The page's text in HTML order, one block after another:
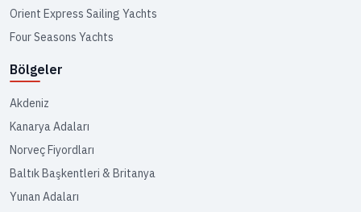
Orient Express Sailing Yachts
Four Seasons Yachts
Bölgeler
Akdeniz
Kanarya Adaları
Norveç Fiyordları
Baltık Başkentleri & Britanya
Yunan Adaları